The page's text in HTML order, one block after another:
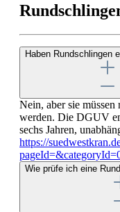
Haben Rundschlingen
Nein, aber sie
werden. Die DGUV
sechs Jahren,
https://
Wie prüfe ich eine